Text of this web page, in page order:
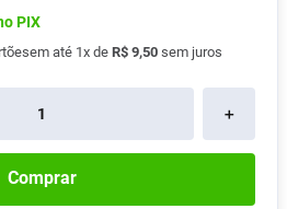
PIX
em até 1x de R$ 9,50 sem juros
＋
Comprar
Sec